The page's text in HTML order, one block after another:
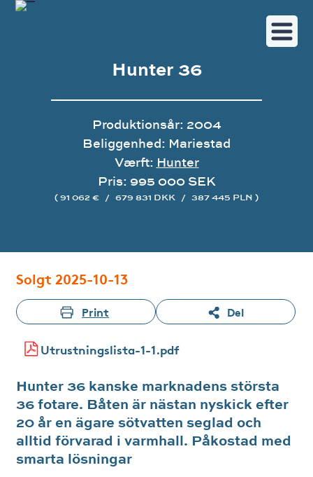
Hunter 36
Produktionsår: 2004
Beliggenhed: Mariestad
Værft: Hunter
Pris: 995 000 SEK
( 91 062 € / 679 831 DKK / 387 445 PLN )
Solgt 2025-10-13
Print Del
Utrustningslista-1-1.pdf
Hunter 36 kanske marknadens största
36 fotare. Båten är nästan nyskick efter
20 år en ägare sötvatten seglad och
alltid förvarad i varmhall. Påkostad med
smarta lösningar